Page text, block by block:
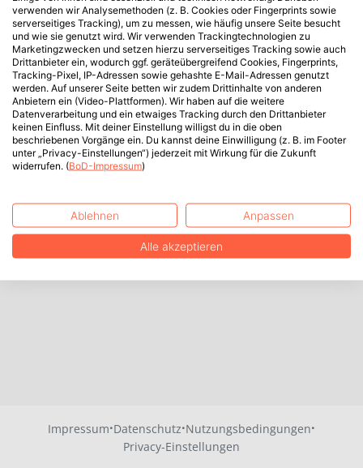
Impressum·Datenschutz·Nutzungsbedingungen·
Privacy-Einstellungen
verwenden wir Analysemethoden (z. B. Cookies oder Fingerprints sowie
serverseitiges Tracking), um zu messen, wie häufig unsere Seite besucht
und wie sie genutzt wird. Wir verwenden Trackingtechnologien zu
Marketingzwecken und setzen hierzu serverseitiges Tracking sowie auch
Drittanbieter ein, wodurch ggf. geräteübergreifend Cookies, Fingerprints,
Tracking-Pixel, IP-Adressen sowie gehashte E-Mail-Adressen genutzt
werden. Auf unserer Seite betten wir zudem Drittinhalte von anderen
Anbietern ein (Video-Plattformen). Wir haben auf die weitere
Datenverarbeitung und ein etwaiges Tracking durch den Drittanbieter
keinen Einfluss. Mit deiner Einstellung willigst du in die oben
beschriebenen Vorgänge ein. Du kannst deine Einwilligung (z. B. im Footer
unter „Privacy-Einstellungen“) jederzeit mit Wirkung für die Zukunft
widerrufen. (BoD-Impressum)
Ablehnen Anpassen
Alle akzeptieren